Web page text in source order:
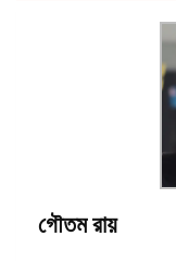
গৌতম রায়